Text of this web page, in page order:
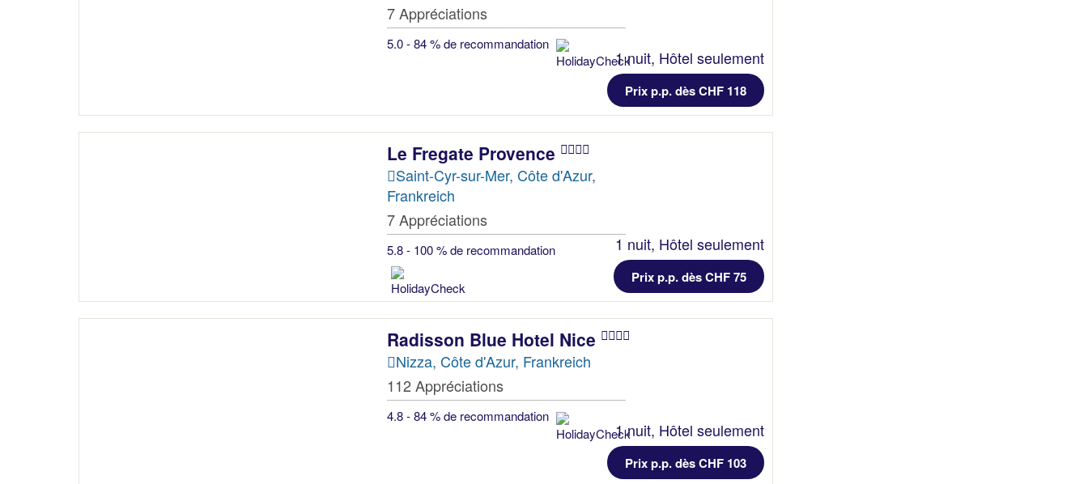
7 Appréciations
5.0 - 84 % de recommandation
1 nuit, Hôtel seulement
Prix p.p. dès CHF 118
Le Fregate Provence
Saint-Cyr-sur-Mer, Côte d'Azur,
Frankreich
7 Appréciations
5.8 - 100 % de recommandation 1 nuit, Hôtel seulement
Prix p.p. dès CHF 75
Radisson Blue Hotel Nice
Nizza, Côte d'Azur, Frankreich
112 Appréciations
4.8 - 84 % de recommandation
1 nuit, Hôtel seulement
Prix p.p. dès CHF 103